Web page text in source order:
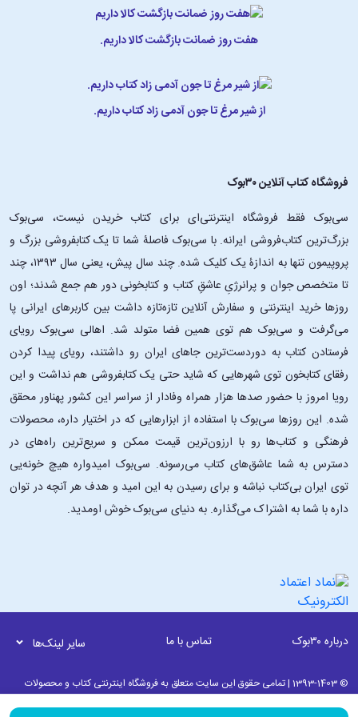
هفت روز ضمانت بازگشت کالا داریم.
از شیر مرغ تا جون آدمی زاد کتاب داریم.
فروشگاه کتاب آنلاین ۳۰بوک
سی‌بوک فقط فروشگاه اینترنتی‌ای برای کتاب خریدن نیست، سی‌بوک
بزرگ‌ترین کتاب‌فروشی ایرانه. با سی‌بوک فاصلۀ شما تا یک کتابفروشی بزرگ و
پروپیمون تنها به اندازۀ یک کلیک شده. چند سال پیش، یعنی سال ۱۳۹۳، چند
تا متخصص جوان و پرانرژیِ عاشقِ کتاب و کتابخونی دور هم جمع شدند؛ اون‌
روزها خرید اینترنتی و سفارش آنلاین تازه‌تازه داشت بین کاربرهای ایرانی پا
می‌گرفت و سی‌بوک هم توی همین فضا متولد شد. اهالی سی‌بوک رویای
فرستادن کتاب به دوردست‌ترین جاهای ایران رو داشتند، رویای پیدا کردن
رفقای کتابخون توی شهرهایی که شاید حتی یک کتابفروشی هم نداشت و این
رویا امروز با حضور صدها هزار همراه وفادار از سراسر این کشور پهناور محقق
شده. این ‌روزها سی‌بوک با استفاده از ابزارهایی که در اختیار داره، محصولات
فرهنگی و کتاب‌ها رو با ارزون‌ترین قیمت ممکن و سریع‌ترین راه‌های در
دسترس به شما عاشق‌های کتاب می‌رسونه. سی‌بوک امیدواره هیچ خونه‌یی
توی ایران بی‌کتاب نباشه و برای رسیدن به این امید و هدف هر آنچه در توان
داره با شما به اشتراک می‌گذاره. به دنیای سی‌بوک خوش اومدید.
درباره ۳۰بوک تماس با ما سایر لینک‌ها
© 1393-1403 | تمامی حقوق این سایت متعلق به فروشگاه اینترنتی کتاب و محصولات